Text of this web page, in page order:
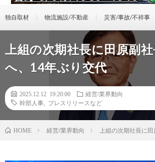
独自取材 物流施設/不動産 災害/事故/不祥事
上組の次期社長に田原副
へ、14年ぶり交代
2025.12.12 19:20:00
経営/業界動向
幹部人事
プレスリリースなど
HOME 経営/業界動向 上組の次期社長に